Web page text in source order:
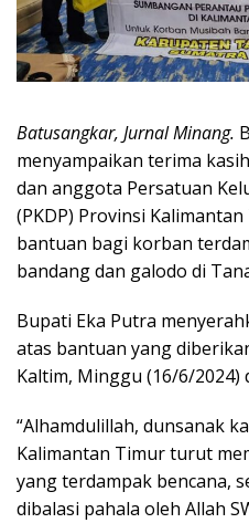
Batusangkar, Jurnal Minang.
menyampaikan terima
dan anggota Persatuan
(PKDP) Provinsi
bantuan bagi korban
bandang dan galodo di
Bupati Eka Putra
atas bantuan yang
Kaltim, Minggu (16/6/
“Alhamdulillah, dunsanak
Kalimantan Timur turut
yang terdampak bencana,
dibalasi pahala oleh Allah